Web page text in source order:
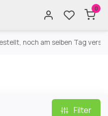
0
noch am selben Tag
Filter